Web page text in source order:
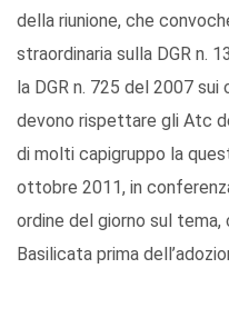
della riunione, che
straordinaria sulla DGR n.
la DGR n. 725 del 2007
devono rispettare gli Atc
di molti capigruppo la
ottobre 2011, in
ordine del giorno sul tema,
Basilicata prima